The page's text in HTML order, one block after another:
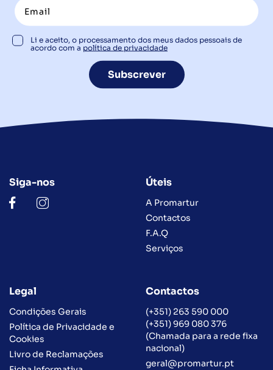
Li e aceito, o processamento dos meus dados pessoais de
acordo com a política de privacidade
Subscrever
Siga-nos Úteis
A Promartur
Contactos
F.A.Q
Serviços
Legal
Condições Gerais
Política de Privacidade e
Cookies
Livro de Reclamações
Contactos
(+351) 263 590 000
(+351) 969 080 376
(Chamada para a rede fixa
nacional)
geral@promartur.pt